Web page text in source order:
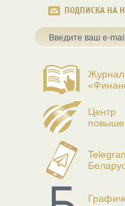
ПОДПИСКА НА
Журнал
Центр